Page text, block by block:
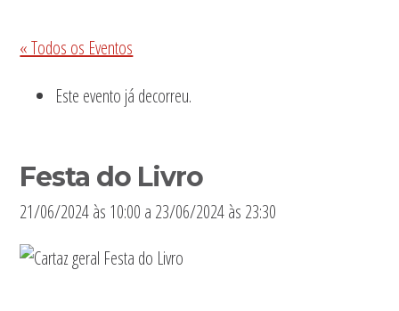
« Todos os Eventos
Este evento já decorreu.
Festa do Livro
21/06/2024 às 10:00 a 23/06/2024 às 23:30
Sidebar